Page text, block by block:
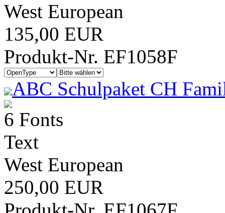
West European
135,00 EUR
Produkt-Nr. EF1058F
ABC Schulpaket CH
6 Fonts
Text
West European
250,00 EUR